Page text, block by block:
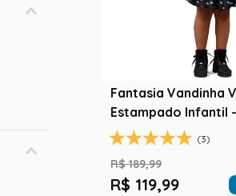
Fantasia Vandinha
Estampado Infantil
Addams - Halloween
(3)
R$ 189,99
R$ 119,99